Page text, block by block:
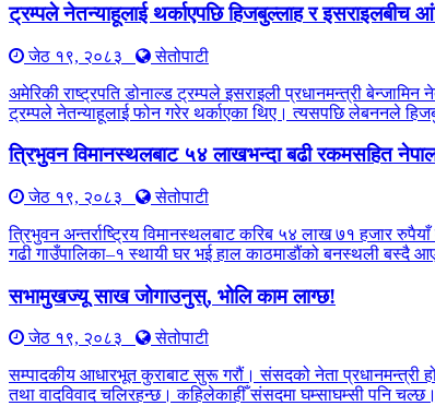
ट्रम्पले नेतन्याहूलाई थर्काएपछि हिजबुल्लाह र इसराइलबीच
जेठ १९, २०८३
सेतोपाटी
अमेरिकी राष्ट्रपति डोनाल्ड ट्रम्पले इसराइली प्रधानमन्त्री
ट्रम्पले नेतन्याहूलाई फोन गरेर थर्काएका थिए। त्यसपछि लेबननले
त्रिभुवन विमानस्थलबाट ५४ लाखभन्दा बढी रकमसहित
जेठ १९, २०८३
सेतोपाटी
त्रिभुवन अन्तर्राष्ट्रिय विमानस्थलबाट करिब ५४ लाख ७१ हजार
गढी गाउँपालिका–१ स्थायी घर भई हाल काठमाडौंको बनस्थली बस्दै
सभामुखज्यू साख जोगाउनुस्, भोलि काम लाग्छ!
जेठ १९, २०८३
सेतोपाटी
सम्पादकीय आधारभूत कुराबाट सुरू गरौं। संसदको नेता
तथा वादविवाद चलिरहन्छ। कहिलेकाहीँ संसदमा घम्साघम्सी पनि